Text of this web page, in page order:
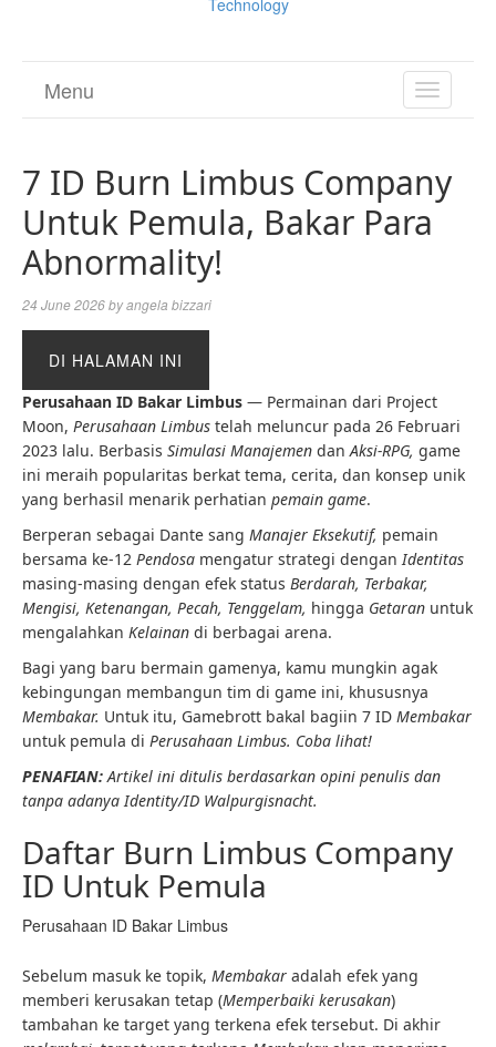
Technology
TOGGLE
Menu
7 ID Burn Limbus Company
Untuk Pemula, Bakar Para
Abnormality!
24 June 2026byangela bizzari
DI HALAMAN INI
Perusahaan ID Bakar Limbus — Permainan dari Project
Moon, Perusahaan Limbus telah meluncur pada 26 Februari
2023 lalu. Berbasis Simulasi Manajemen danAksi-RPG, game
ini meraih popularitas berkat tema, cerita, dan konsep unik
yang berhasil menarik perhatian pemain game.
Berperan sebagai Dante sang Manajer Eksekutif, pemain
bersama ke-12 Pendosa mengatur strategi denganIdentitas
masing-masing dengan efek status Berdarah, Terbakar,
Mengisi, Ketenangan, Pecah, Tenggelam, hingga Getaran untuk
mengalahkan Kelainan di berbagai arena.
Bagi yang baru bermain gamenya, kamu mungkin agak
kebingungan membangun tim di game ini, khususnya
Membakar. Untuk itu, Gamebrott bakal bagiin 7 ID Membakar
untuk pemula di Perusahaan Limbus. Coba lihat!
PENAFIAN:Artikel ini ditulis berdasarkan opini penulis dan
tanpa adanya Identity/ID Walpurgisnacht.
Daftar Burn Limbus Company
ID Untuk Pemula
Perusahaan ID Bakar Limbus
Sebelum masuk ke topik, Membakar adalah efek yang
memberi kerusakan tetap (Memperbaiki kerusakan)
tambahan ke target yang terkena efek tersebut. Di akhir